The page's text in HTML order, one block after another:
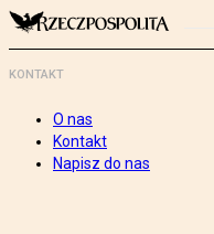
KONTAKT
O nas
Kontakt
Napisz do nas